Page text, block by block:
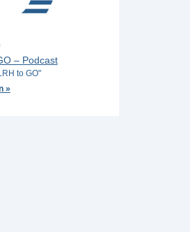
– Podcast
to GO"
»